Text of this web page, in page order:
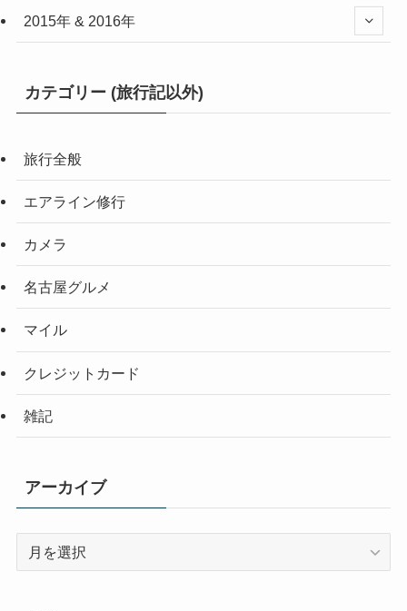
2015年 & 2016年
カテゴリー (旅行記以外)
旅行全般
エアライン修行
カメラ
名古屋グルメ
マイル
クレジットカード
雑記
アーカイブ